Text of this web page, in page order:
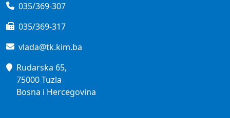
035/369-307
035/369-317
vlada@tk.kim.ba
Rudarska 65,
75000 Tuzla
Bosna i Hercegovina